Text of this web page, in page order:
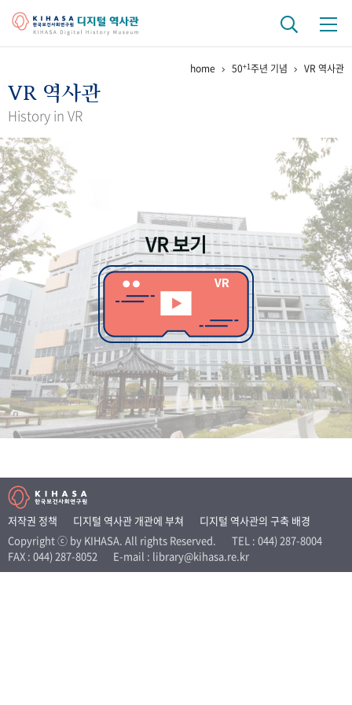
걸어온 길 기관 변천사
연구 역사
정책과 연구
간행물 변천사
기록물 아카이브
사진 아카이브 문서 기록물 행정박물 영상 기록물
50 주년 기념
성과 50선 숫자로 보는 50년 50 +1주년 광장
세계와 함께 한 KIHASA
VR 역사관
home 50+1주년 기념 VR 역사관
VR 역사관
History in VR
VR 보기
저작권 정책 디지털 역사관 개관에 부쳐
디지털 역사관의 구축 배경
Copyright ⓒ by KIHASA. All rights Reserved.
TEL : 044) 287-8004
FAX : 044) 287-8052
E-mail : library@kihasa.re.kr